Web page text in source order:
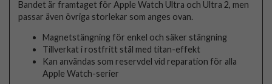
Bandet är framtaget för Apple Watch Ultra och Ultra 2, men
passar även övriga storlekar som anges ovan.
Magnetstängning för enkel och säker stängning
Tillverkat i rostfritt stål med titan-effekt
Kan användas som reservdel vid reparation för alla
Apple Watch-serier